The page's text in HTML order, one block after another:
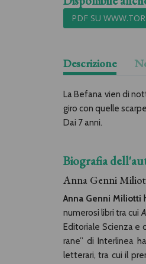
PDF SU
Descrizione
La Befana vien di
giro con quelle
Dai 7 anni.
Biografia
Anna Genni
Anna Genni Miliotti
numerosi libri tra cui
Editoriale Scienza e
rane” di Interlinea
letterari, tra cui il